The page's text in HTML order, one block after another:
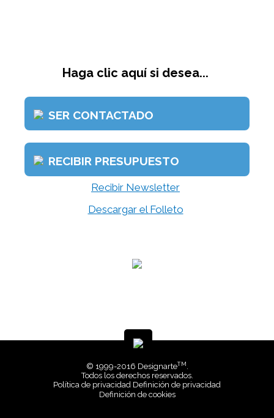
Haga clic aquí si desea...
SER CONTACTADO
RECIBIR PRESUPUESTO
Recibir Newsletter
Descargar el Folleto
© 1999-2016 DesignarteTM.
Todos los derechos reservados.
Política de privacidad Definición de privacidad
Definición de cookies